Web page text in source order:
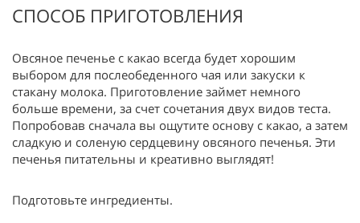
СПОСОБ ПРИГОТОВЛЕНИЯ
Овсяное печенье с какао всегда будет хорошим
выбором для послеобеденного чая или закуски к
стакану молока. Приготовление займет немного
больше времени, за счет сочетания двух видов теста.
Попробовав сначала вы ощутите основу с какао, а затем
сладкую и соленую сердцевину овсяного печенья. Эти
печенья питательны и креативно выглядят!
Подготовьте ингредиенты.